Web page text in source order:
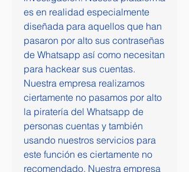
es en realidad especialmente
diseñada para aquellos que han
pasaron por alto sus contraseñas
de Whatsapp así como necesitan
para hackear sus cuentas.
Nuestra empresa realizamos
ciertamente no pasamos por alto
la piratería del Whatsapp de
personas cuentas y también
usando nuestros servicios para
este función es ciertamente no
recomendado. Nuestra empresa